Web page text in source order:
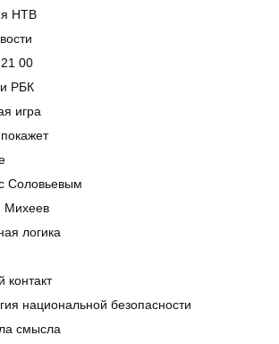
НТВ
00
РБК
игра
Соловьевым
Михеев
логика
контакт
национальной безопасности
смысла